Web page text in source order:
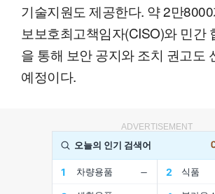
기술지원도 제공한다. 약 2만
보보호최고책임자(CISO)와 민간
을 통해 보안 공지와 조치 권고도
예정이다.
ADVERTISEMENT